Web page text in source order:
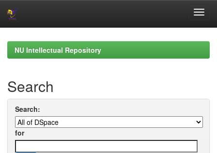
navigationNU Intellectual Repository
Search
Search:
for